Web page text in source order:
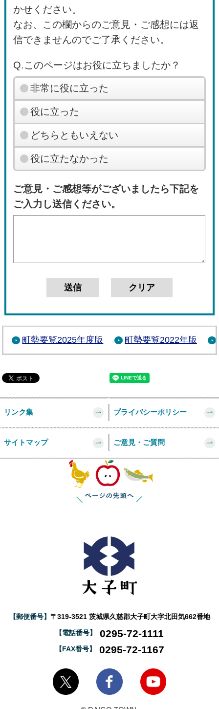
かせください。
なお、この欄からのご意見・ご感想には返
信できませんのでご了承ください。
Q.このページはお役に立ちましたか？
非常に役に立った
役に立った
どちらともいえない
役に立たなかった
ご意見・ご感想等がございましたら下記を
ご入力し送信ください。
町勢要覧2025年度版 町勢要覧2022年版
リンク集 プライバシーポリシー
サイトマップ ご意見・ご質問
【郵便番号】 〒319-3521 茨城県久慈郡大子町大字北田気662番地
【電話番号】 0295-72-1111
【FAX番号】 0295-72-1167
大子町Twitter 大子町Facebook